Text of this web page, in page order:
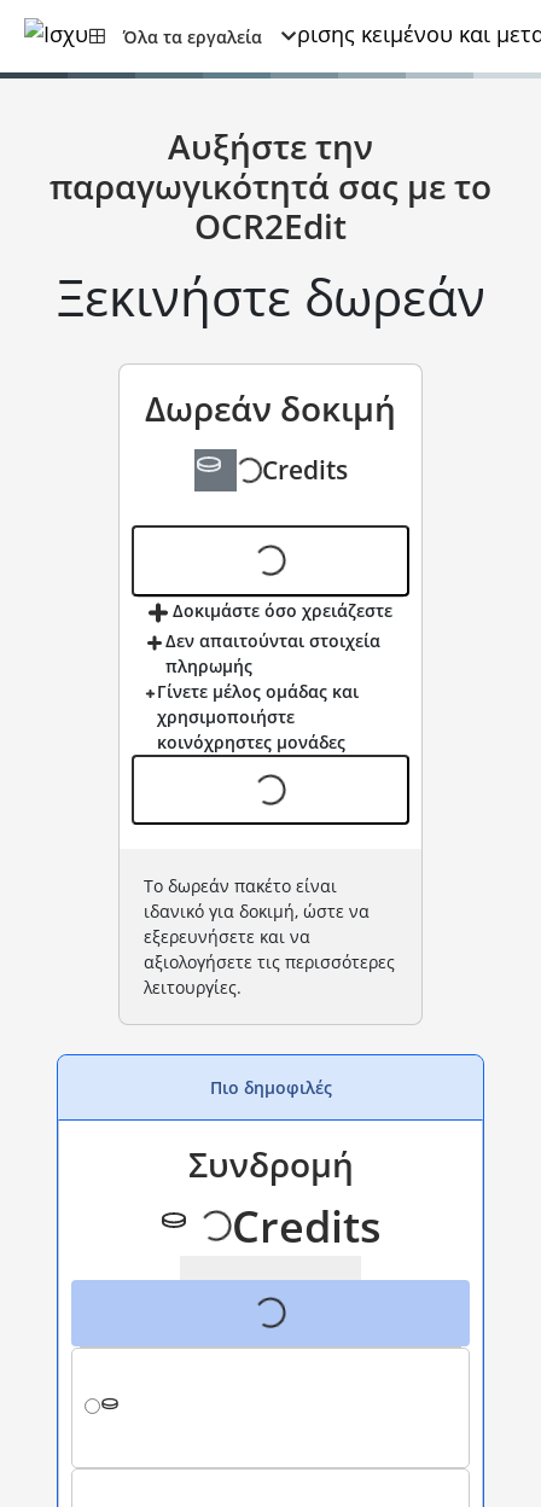
Όλα τα εργαλεία
Αυξήστε την
παραγωγικότητά σας με το
OCR2Edit
Ξεκινήστε δωρεάν
Δωρεάν δοκιμή
Credits
Δοκιμάστε όσο χρειάζεστε
Δεν απαιτούνται στοιχεία
πληρωμής
Γίνετε μέλος ομάδας και
χρησιμοποιήστε
κοινόχρηστες μονάδες
Το δωρεάν πακέτο είναι
ιδανικό για δοκιμή, ώστε να
εξερευνήσετε και να
αξιολογήσετε τις περισσότερες
λειτουργίες.
Πιο δημοφιλές
Συνδρομή
Credits